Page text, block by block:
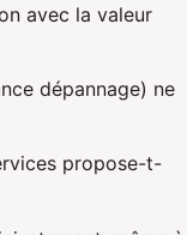
avec la valeur
dépannage) ne
propose-t-